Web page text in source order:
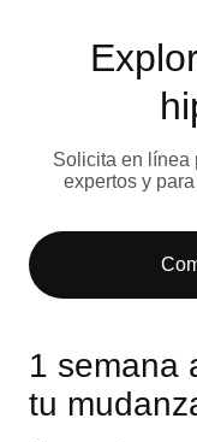
Solicita en línea
expertos y
1 semana
tu